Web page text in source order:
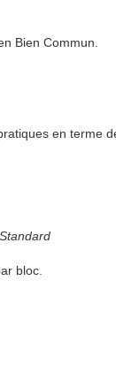
Bien Commun.
en terme
bloc.